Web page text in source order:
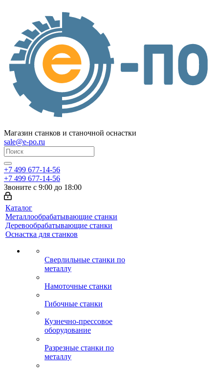
Магазин станков и станочной оснастки
sale@e-po.ru
+7 499 677-14-56
+7 499 677-14-56
Звоните с 9:00 до 18:00
Каталог
Металлообрабатывающие станки
Деревообрабатывающие станки
Оснастка для станков
Сверлильные станки по
металлу
Намоточные станки
Гибочные станки
Кузнечно-прессовое
оборудование
Разрезные станки по
металлу